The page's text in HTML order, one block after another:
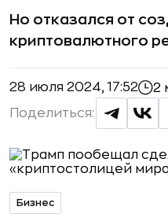
Но отказался от
криптовалютного
28 июля 2024, 17:52 2
Поделиться:
Бизнес